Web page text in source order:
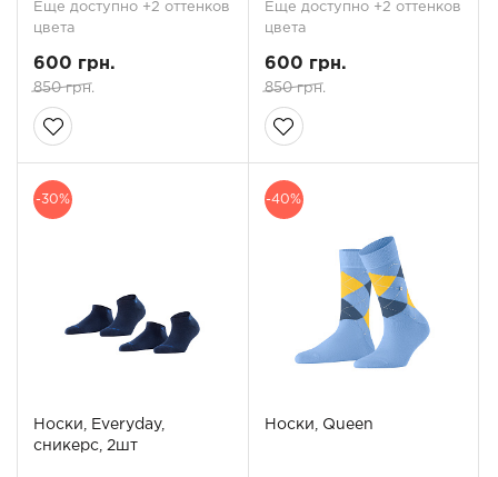
Еще доступно +2 оттенков
цвета
600 грн.
850 грн.
Еще доступно +2 оттенков
цвета
600 грн.
850 грн.
-30%
Носки, Everyday,
сникерс, 2шт
-40%
Носки, Queen